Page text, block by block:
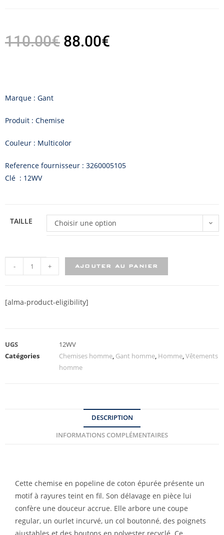
110.00€ 88.00€
Marque : Gant
Produit : Chemise
Couleur : Multicolor
Reference fournisseur : 3260005105
Clé : 12WV
TAILLE Choisir une option
- + AJOUTER AU PANIER
[alma-product-eligibility]
UGS
12WV
Catégories
Chemises homme, Gant homme, Homme,Vêtements
homme
DESCRIPTION
INFORMATIONS COMPLÉMENTAIRES
Cette chemise en popeline de coton épurée présente un
motif à rayures teint en fil. Son délavage en pièce lui
confère une douceur accrue. Elle arbore une coupe
regular, un ourlet incurvé, un col boutonné, des poignets
ajustables et des boutons en polyester recyclé. Ce